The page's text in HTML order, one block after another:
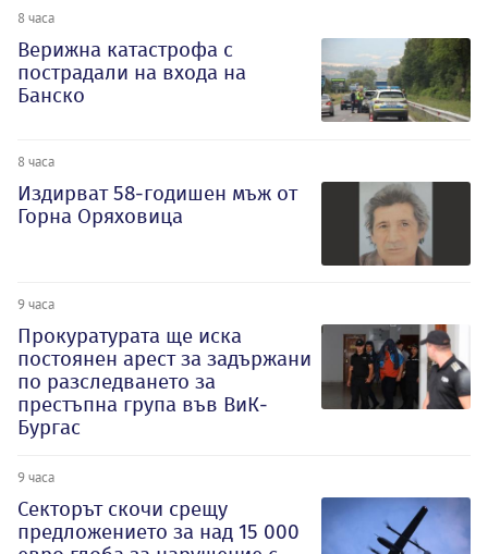
8 часа
Верижна катастрофа с
пострадали на входа на
Банско
8 часа
Издирват 58-годишен мъж от
Горна Оряховица
9 часа
Прокуратурата ще иска
постоянен арест за задържани
по разследването за
престъпна група във ВиК-
Бургас
9 часа
Секторът скочи срещу
предложението за над 15 000